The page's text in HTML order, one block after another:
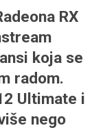
RX
koja se
radom.
Ultimate i
nego